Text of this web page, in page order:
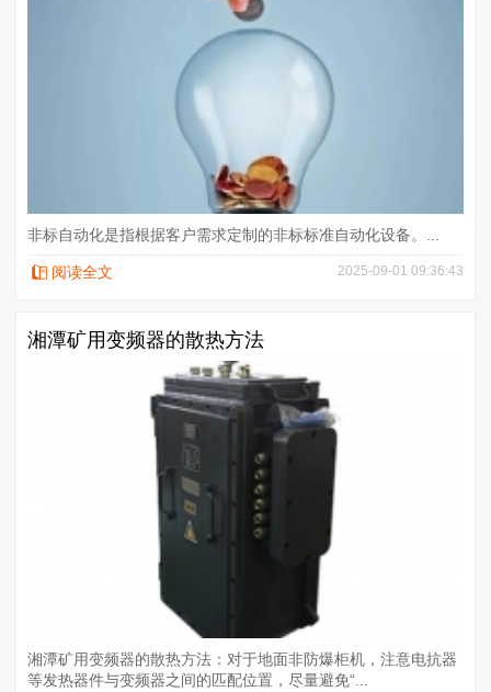
非标自动化是指根据客户需求定制的非标标准自动化设备。...
阅读全文 2025-09-01 09:36:43
湘潭矿用变频器的散热方法
湘潭矿用变频器的散热方法：对于地面非防爆柜机，注意电抗器
等发热器件与变频器之间的匹配位置，尽量避免“...